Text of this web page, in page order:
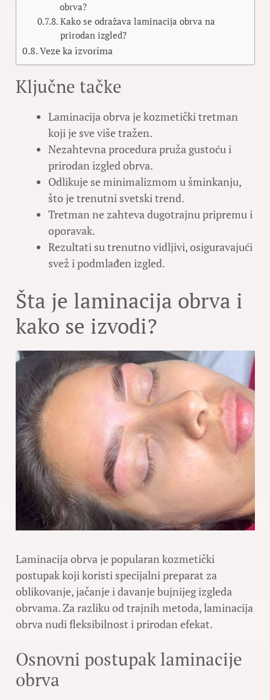
obrva?
Kako se odražava laminacija obrva na
prirodan izgled?
Veze ka izvorima
Ključne tačke
Laminacija obrva je kozmetički tretman
koji je sve više tražen.
Nezahtevna procedura pruža gustoću i
prirodan izgled obrva.
Odlikuje se minimalizmom u šminkanju,
što je trenutni svetski trend.
Tretman ne zahteva dugotrajnu pripremu i
oporavak.
Rezultati su trenutno vidljivi, osiguravajući
svež i podmlađen izgled.
Šta je laminacija obrva i
kako se izvodi?
Laminacija obrva je popularan kozmetički
postupak koji koristi specijalni preparat za
oblikovanje, jačanje i davanje bujnijeg izgleda
obrvama. Za razliku od trajnih metoda, laminacija
obrva nudi fleksibilnost i prirodan efekat.
Osnovni postupak laminacije
obrva